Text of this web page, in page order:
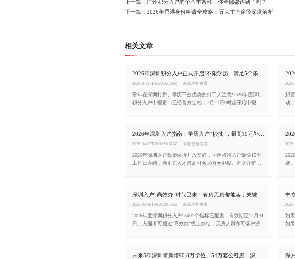
上一篇：广州积分入户的个基本条件，你全部都达到了吗？
下一篇：2026年香港身份申请全攻略：五大主流途径深度解析
相关文章
2026年深圳积分入户正式开启!不限学历，满足5个条件就能申请
2026-07-27T06:30:06.789Z 来源:空格教育
常年在深圳打拼、学历不占优势的打工人注意!2026年度深圳
积分入户申报窗口已经官方定档，7月27日9时起开始申报。
想
动
2026年深圳入户指南：学历入户“秒批”，最高10万补贴等你领
2026-04-02T09:00:58.674Z 来源:空格教育
2026年深圳入户政策保持开放友好，学历核准入户最快15个
工作日办结，新引进人才最高可领10万元补贴。本文详解三
捷
深圳入户“高效办”时代已来！有房无房都能落，关键看这一步
2026-03-18T09:02:08.763Z 来源:空格教育
2026年度深圳积分入户15001个指标已配发，有效期至12月31
日。入围者可通过“高效办”线上办结，无房人群亦可落户派出
如
如
未来5年深圳将新增90.8万学位、54万套公租房！深圳入户抓紧办！